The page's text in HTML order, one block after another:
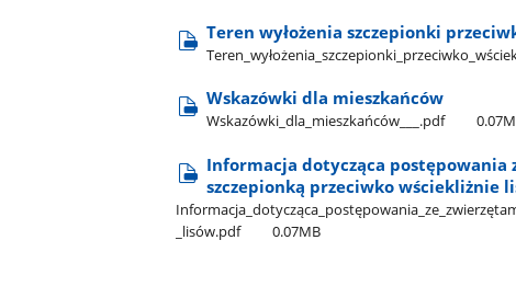
Teren wyłożenia szczepionki
Wskazówki dla mieszkańców
Wskazówki​_dla​_mieszkańców​_​_​_.pdf
Informacja dotycząca postępowania
szczepionką przeciwko wściekliżnie
_lisów.pdf
0.07MB